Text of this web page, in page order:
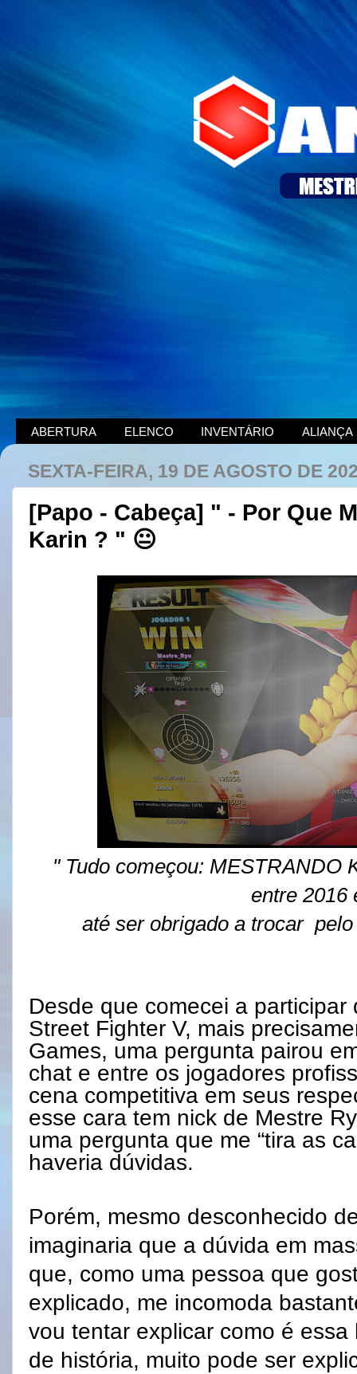
ABERTURA ELENCO INVENTÁRIO ALIANÇA
SEXTA-FEIRA, 19 DE AGOSTO DE
[Papo - Cabeça] " - Por Que
Karin ? " 😐
" Tudo começou: MESTRANDO
entre 2016
até ser obrigado a trocar
Desde que comecei a
Street Fighter V, mais
Games, uma pergunta pairou
chat e entre os jogadores
cena competitiva em seus
esse cara tem nick de Mestre
uma pergunta que me “tira as
haveria dúvidas.
Porém, mesmo desconhecido
imaginaria que a dúvida em
que, como uma pessoa que
explicado, me incomoda
vou tentar explicar como é
de história, muito pode ser